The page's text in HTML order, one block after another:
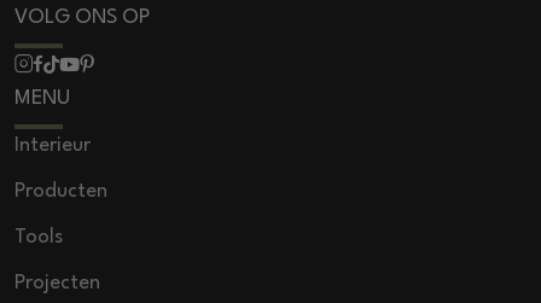
VOLG ONS OP
MENU
Interieur
Producten
Tools
Projecten